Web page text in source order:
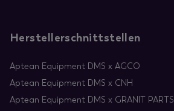
Herstellerschnittstellen
Aptean Equipment DMS x AGCO
Aptean Equipment DMS x CNH
Aptean Equipment DMS x GRANIT PARTS